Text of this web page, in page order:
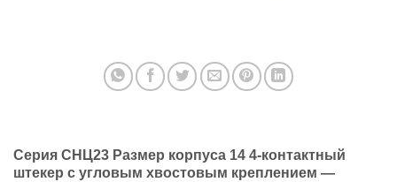
Серия СНЦ23 Размер корпуса 14 4-контактный
штекер с угловым хвостовым креплением —